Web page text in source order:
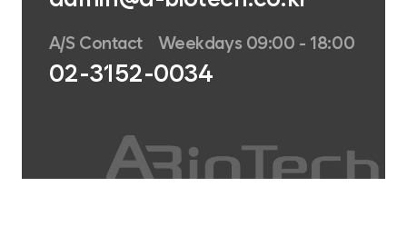
A/S Contact Weekdays 09:00 - 18:00
02-3152-0034